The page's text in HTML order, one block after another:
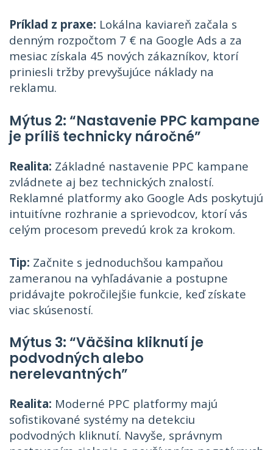
Príklad z praxe: Lokálna kaviareň začala s
denným rozpočtom 7 € na Google Ads a za
mesiac získala 45 nových zákazníkov, ktorí
priniesli tržby prevyšujúce náklady na
reklamu.
Mýtus 2: “Nastavenie PPC kampane
je príliš technicky náročné”
Realita: Základné nastavenie PPC kampane
zvládnete aj bez technických znalostí.
Reklamné platformy ako Google Ads poskytujú
intuitívne rozhranie a sprievodcov, ktorí vás
celým procesom prevedú krok za krokom.
Tip: Začnite s jednoduchšou kampaňou
zameranou na vyhľadávanie a postupne
pridávajte pokročilejšie funkcie, keď získate
viac skúseností.
Mýtus 3: “Väčšina kliknutí je
podvodných alebo
nerelevantných”
Realita: Moderné PPC platformy majú
sofistikované systémy na detekciu
podvodných kliknutí. Navyše, správnym